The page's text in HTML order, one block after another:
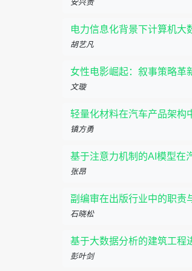
安兴贵
电力信息化背景下计算机大
胡艺凡
女性电影崛起：叙事策略革
文璇
轻量化材料在汽车产品架构
镇方勇
基于注意力机制的AI模型在
张昂
副编审在出版行业中的职责
石晓松
基于大数据分析的建筑工程
彭叶剑